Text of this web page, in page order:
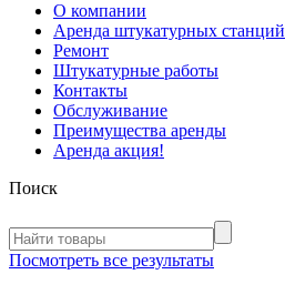
О компании
Аренда штукатурных станций
Ремонт
Штукатурные работы
Контакты
Обслуживание
Преимущества аренды
Аренда акция!
Поиск
Посмотреть все результаты